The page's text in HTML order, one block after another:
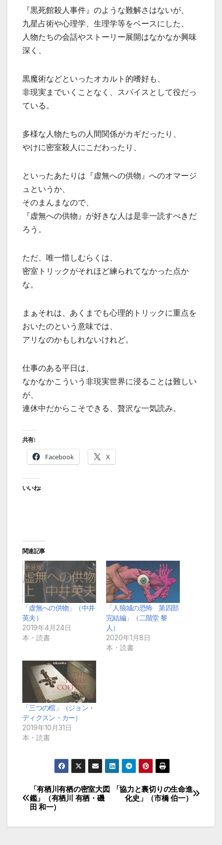
『黒死館殺人事件』のような難解さはないが、
九星占術や心理学、生理学等をベースにした、
人物たちの会話やストーリー展開はなかなか興味
深く、
黒魔術などといったオカルト的嗜好も、
非現実までいくことなく、スパイスとして役だっ
ている。
多様な人物たちの人間関係がカギだったり、
やけに密室殺人にこだわったり、
といったあたりは『虚無への供物』へのオマージ
ュというか、
そのまんまなので、
『虚無への供物』が好きな人は是非一読すべきだ
ろう。
ただ、唯一惜しむらくは、
密室トリックがそれほど練られてなかった点か
な。
まぁそれは、あくまでも心理的トリックに重点を
おいたのという意味では、
アリなのかもしれないけれど。
仕事のある平日は、
なかなかこういう非現実世界に浸ることは難しい
が、
連休中だからこそできる、贅沢な一気読み。
共有:
Facebook X
いいね:
関連記事
「虚無への供物」（中井
英夫）
2019年4月24日
本・読書
「人狼城の恐怖 第四部
完結編」（二階堂 黎
人）
2020年1月8日
本・読書
「三つの棺」（ジョン・
ディクスン・カー）
2019年10月31日
本・読書
投
稿
「協力と裏切りの生命進
化史」（市橋 伯一）
「有栖川有栖の密室大図
鑑」（有栖川 有栖・磯
田 和一）